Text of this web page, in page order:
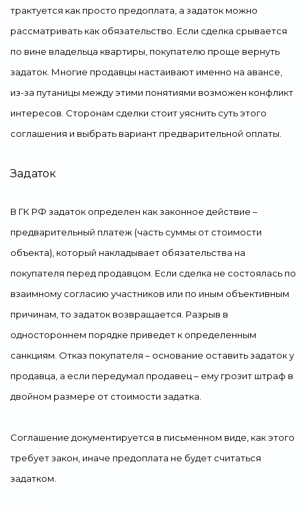
трактуется как просто предоплата, а задаток можно
рассматривать как обязательство. Если сделка срывается
по вине владельца квартиры, покупателю проще вернуть
задаток. Многие продавцы настаивают именно на авансе,
из-за путаницы между этими понятиями возможен конфликт
интересов. Сторонам сделки стоит уяснить суть этого
соглашения и выбрать вариант предварительной оплаты.
Задаток
В ГК РФ задаток определен как законное действие –
предварительный платеж (часть суммы от стоимости
объекта), который накладывает обязательства на
покупателя перед продавцом. Если сделка не состоялась по
взаимному согласию участников или по иным объективным
причинам, то задаток возвращается. Разрыв в
одностороннем порядке приведет к определенным
санкциям. Отказ покупателя – основание оставить задаток у
продавца, а если передумал продавец – ему грозит штраф в
двойном размере от стоимости задатка.
Соглашение документируется в письменном виде, как этого
требует закон, иначе предоплата не будет считаться
задатком.